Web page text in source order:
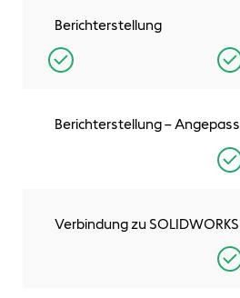
Berichterstellung
Berichterstellung –
Verbindung zu